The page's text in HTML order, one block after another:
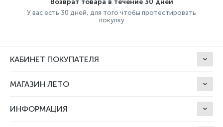
Возврат товара в течение 30 дней
У вас есть 30 дней, для того чтобы протестировать
покупку
КАБИНЕТ ПОКУПАТЕЛЯ
МАГАЗИН ЛЕТО
ИНФОРМАЦИЯ